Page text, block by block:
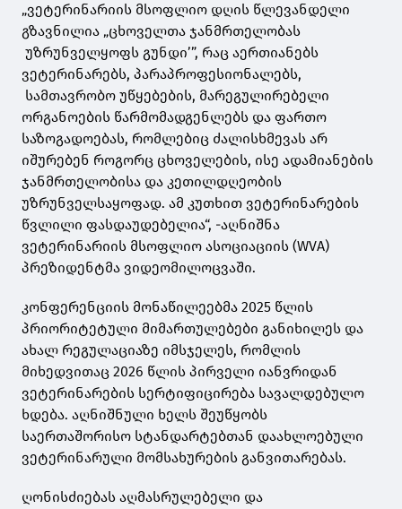
„ვეტერინარიის მსოფლიო დღის წლევანდელი
გზავნილია „ცხოველთა ჯანმრთელობას
უზრუნველყოფს გუნდი’”, რაც აერთიანებს
ვეტერინარებს, პარაპროფესიონალებს,
სამთავრობო უწყებების, მარეგულირებელი
ორგანოების წარმომადგენლებს და ფართო
საზოგადოებას, რომლებიც ძალისხმევას არ
იშურებენ როგორც ცხოველების, ისე ადამიანების
ჯანმრთელობისა და კეთილდღეობის
უზრუნველსაყოფად. ამ კუთხით ვეტერინარების
წვლილი ფასდაუდებელია“, -აღნიშნა
ვეტერინარიის მსოფლიო ასოციაციის (WVA)
პრეზიდენტმა ვიდეომილოცვაში.
კონფერენციის მონაწილეებმა 2025 წლის
პრიორიტეტული მიმართულებები განიხილეს და
ახალ რეგულაციაზე იმსჯელეს, რომლის
მიხედვითაც 2026 წლის პირველი იანვრიდან
ვეტერინარების სერტიფიცირება სავალდებულო
ხდება. აღნიშნული ხელს შეუწყობს
საერთაშორისო სტანდარტებთან დაახლოებული
ვეტერინარული მომსახურების განვითარებას.
ღონისძიებას აღმასრულებელი და